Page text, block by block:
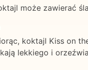
może zawierać
koktajl Kiss on
lekkiego i